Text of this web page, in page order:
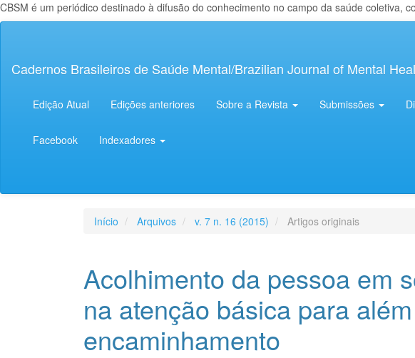
CBSM é um periódico destinado à difusão do conhecimento no campo da saúde
principal
Lateral
Cadernos Brasileiros de Saúde Mental/Brazilian Journal of Mental
Edição Atual Edições anteriores Sobre a Revista Submissões
Facebook Indexadores
Início Arquivos v. 7 n. 16 (2015) Artigos originais
Acolhimento da pessoa em
na atenção básica para
encaminhamento